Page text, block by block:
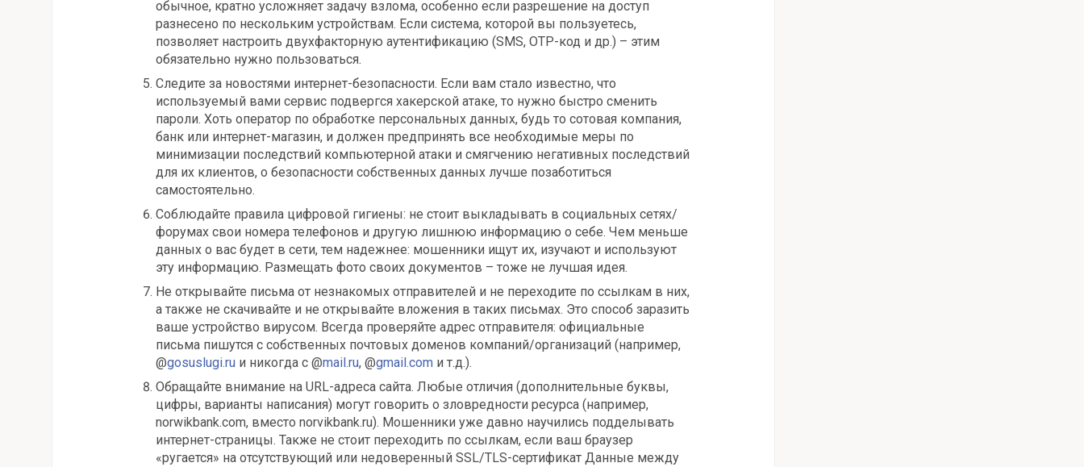
обычное, кратно усложняет задачу взлома, особенно если разрешение на доступ
разнесено по нескольким устройствам. Если система, которой вы пользуетесь,
позволяет настроить двухфакторную аутентификацию (SMS, OTP-код и др.) – этим
обязательно нужно пользоваться.
Следите за новостями интернет-безопасности. Если вам стало известно, что
используемый вами сервис подвергся хакерской атаке, то нужно быстро сменить
пароли. Хоть оператор по обработке персональных данных, будь то сотовая компания,
банк или интернет-магазин, и должен предпринять все необходимые меры по
минимизации последствий компьютерной атаки и смягчению негативных последствий
для их клиентов, о безопасности собственных данных лучше позаботиться
самостоятельно.
Соблюдайте правила цифровой гигиены: не стоит выкладывать в социальных сетях/
форумах свои номера телефонов и другую лишнюю информацию о себе. Чем меньше
данных о вас будет в сети, тем надежнее: мошенники ищут их, изучают и используют
эту информацию. Размещать фото своих документов – тоже не лучшая идея.
Не открывайте письма от незнакомых отправителей и не переходите по ссылкам в них,
а также не скачивайте и не открывайте вложения в таких письмах. Это способ заразить
ваше устройство вирусом. Всегда проверяйте адрес отправителя: официальные
письма пишутся с собственных почтовых доменов компаний/организаций (например,
@gosuslugi.ru и никогда с @mail.ru, @gmail.com и т.д.).
Обращайте внимание на URL-адреса сайта. Любые отличия (дополнительные буквы,
цифры, варианты написания) могут говорить о зловредности ресурса (например,
norwikbank.com, вместо norvikbank.ru). Мошенники уже давно научились подделывать
интернет-страницы. Также не стоит переходить по ссылкам, если ваш браузер
«ругается» на отсутствующий или недоверенный SSL/TLS-сертификат Данные между